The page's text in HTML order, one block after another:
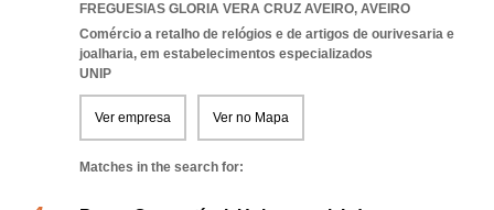
FREGUESIAS GLORIA VERA CRUZ AVEIRO, AVEIRO
Comércio a retalho de relógios e de artigos de ourivesaria e
joalharia, em estabelecimentos especializados
UNIP
Ver empresa Ver no Mapa
Matches in the search for: